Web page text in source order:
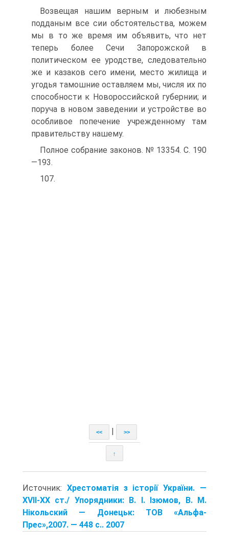
Возвещая нашим верным и любезным
подданым все сии обсто­ятельства, можем
мы в то же время им объявить, что нет
теперь более Сечи Запорожской в
политическом ее уродстве, следовательно
же и казаков сего имени, место жилища и
угодья тамошние оставляем мы, числя их по
способности к Новороссийской губернии; и
поруча в новом заведении и устройстве во
особливое попечение учрежденно­му там
правительству нашему.
Полное собрание законов. № 13354. С. 190
—193.
107.
<< >>
↑
Источник: Хрестоматія з історії України. —
XVII-XX ст./ Упорядники: В. І. Ізюмов, В. М.
Нікольский — Донецьк: TOB «Альфа-
Прес»,2007. — 448 с.. 2007